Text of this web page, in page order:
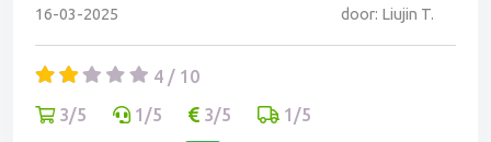
16-03-2025
door: Liujin T.
4 / 10
3/5
1/5 3/5
1/5